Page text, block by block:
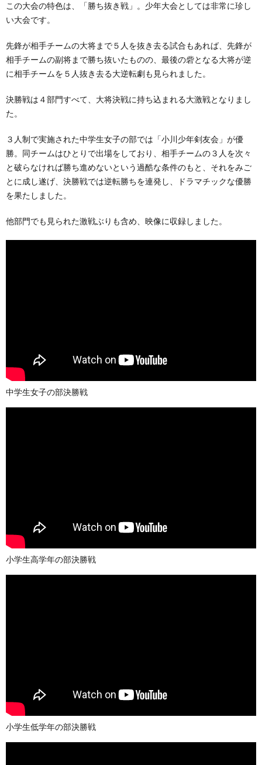
この大会の特色は、「勝ち抜き戦」。少年大会としては非常に珍し
い大会です。
先鋒が相手チームの大将まで５人を抜き去る試合もあれば、先鋒が
相手チームの副将まで勝ち抜いたものの、最後の砦となる大将が逆
に相手チームを５人抜き去る大逆転劇も見られました。
決勝戦は４部門すべて、大将決戦に持ち込まれる大激戦となりまし
た。
３人制で実施された中学生女子の部では「小川少年剣友会」が優
勝。同チームはひとりで出場をしており、相手チームの３人を次々
と破らなければ勝ち進めないという過酷な条件のもと、それをみご
とに成し遂げ、決勝戦では逆転勝ちを連発し、ドラマチックな優勝
を果たしました。
他部門でも見られた激戦ぶりも含め、映像に収録しました。
中学生女子の部決勝戦
小学生高学年の部決勝戦
小学生低学年の部決勝戦